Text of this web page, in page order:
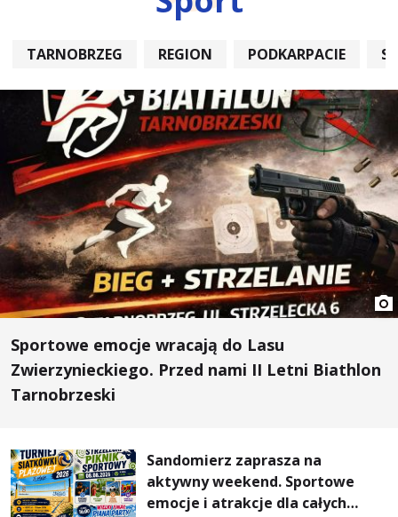
TARNOBRZEG REGION PODKARPACIE
Sportowe emocje wracają do Lasu
Zwierzynieckiego. Przed nami II Letni Biathlon
Tarnobrzeski
Sandomierz zaprasza na
aktywny weekend. Sportowe
emocje i atrakcje dla całych